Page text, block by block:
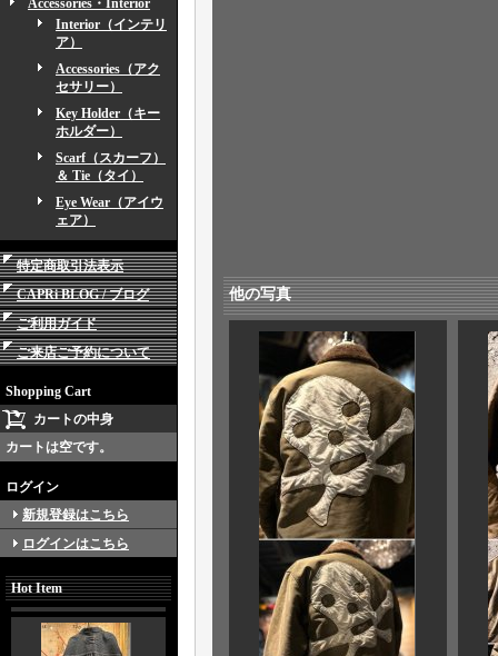
Accessories・Interior
Interior（インテリ
ア）
Accessories（アク
セサリー）
Key Holder（キー
ホルダー）
Scarf（スカーフ）
＆ Tie（タイ）
Eye Wear（アイウ
ェア）
特定商取引法表示
CAPRi BLOG / ブログ
ご利用ガイド
ご来店ご予約について
Shopping Cart
カートの中身
カートは空です。
ログイン
新規登録はこちら
ログインはこちら
Hot Item
他の写真